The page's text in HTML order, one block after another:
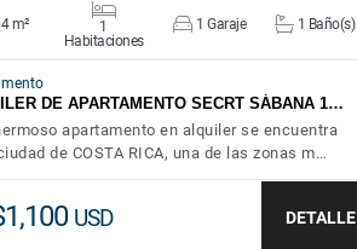
m²
1
Habitaciones
1 Garaje 1 Baño(s)
DE APARTAMENTO SECRT SÁBANA 1…
apartamento en alquiler se encuentra
de COSTA RICA, una de las zonas m…
USD DETALLE